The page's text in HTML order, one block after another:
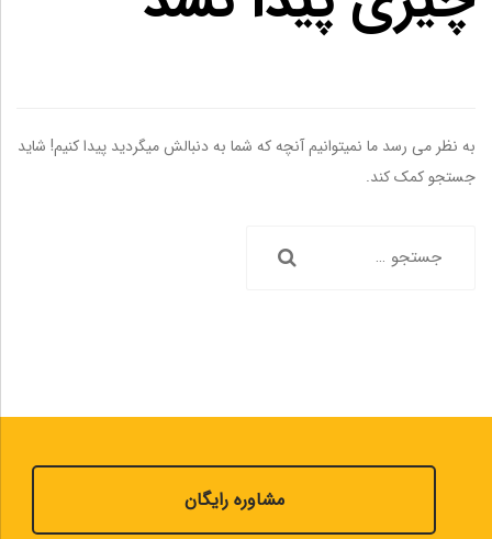
به نظر می رسد ما نمیتوانیم آنچه که شما به دنبالش میگردید پیدا کنیم! شاید
جستجو کمک کند.
مشاوره رایگان